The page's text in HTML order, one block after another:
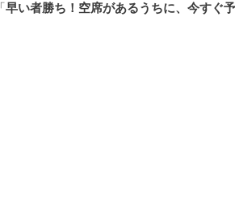
早い者勝ち！空席があるうちに、今すぐ予